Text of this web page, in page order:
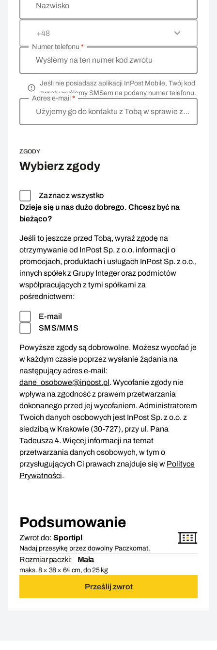
Nazwisko
+48
Wyślemy na ten numer kod zwrotu
Numer telefonu *
Jeśli nie posiadasz aplikacji InPost Mobile, Twój kod
zwrotu wyślemy SMSem na podany numer telefonu.
Użyjemy go do kontaktu z Tobą w sprawie zwrotu
Adres e-mail *
ZGODY
Wybierz zgody
Zaznacz wszystko
Dzieje się u nas dużo dobrego. Chcesz być na
bieżąco?
Jeśli to jeszcze przed Tobą, wyraź zgodę na
otrzymywanie od InPost Sp. z o.o. informacji o
promocjach, produktach i usługach InPost Sp. z o.o.,
innych spółek z Grupy Integer oraz podmiotów
współpracujących z tymi spółkami za
pośrednictwem:
E-mail
SMS/MMS
Powyższe zgody są dobrowolne. Możesz wycofać je
w każdym czasie poprzez wysłanie żądania na
następujący adres e-mail:
dane_osobowe@inpost.pl. Wycofanie zgody nie
wpływa na zgodność z prawem przetwarzania
dokonanego przed jej wycofaniem. Administratorem
Twoich danych osobowych jest InPost Sp. z o.o. z
siedzibą w Krakowie (30-727), przy ul. Pana
Tadeusza 4. Więcej informacji na temat
przetwarzania danych osobowych, w tym o
przysługujących Ci prawach znajduje się w Polityce
Prywatności.
Podsumowanie
Zwrot do: Sportipl
Nadaj przesyłkę przez dowolny Paczkomat.
Rozmiar paczki: Mała
maks. 8 × 38 × 64 cm, do 25 kg
Prześlij zwrot